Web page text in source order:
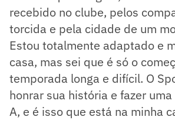
recebido no clube, pelos
torcida e pela cidade de um
Estou totalmente adaptado e
casa, mas sei que é só o
temporada longa e difícil. O
honrar sua história e fazer
A, e é isso que está na minha